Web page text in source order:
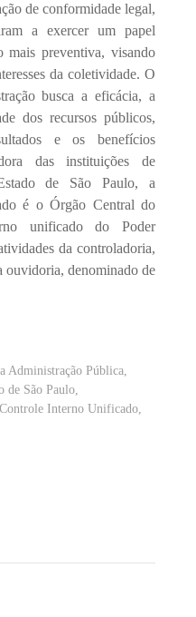
de conformidade legal,
a exercer um papel
mais preventiva, visando
da coletividade. O
busca a eficácia, a
dos recursos públicos,
e os benefícios
das instituições de
de São Paulo, a
é o Órgão Central do
unificado do Poder
da controladoria,
ouvidoria, denominado de
Administração Pública,
de São Paulo,
Interno Unificado,